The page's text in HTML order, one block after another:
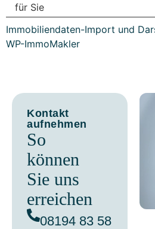
für Sie
Immobiliendaten-Import und
WP-ImmoMakler
Kontakt
aufnehmen
So
können
Sie uns
erreichen
08194 83 58